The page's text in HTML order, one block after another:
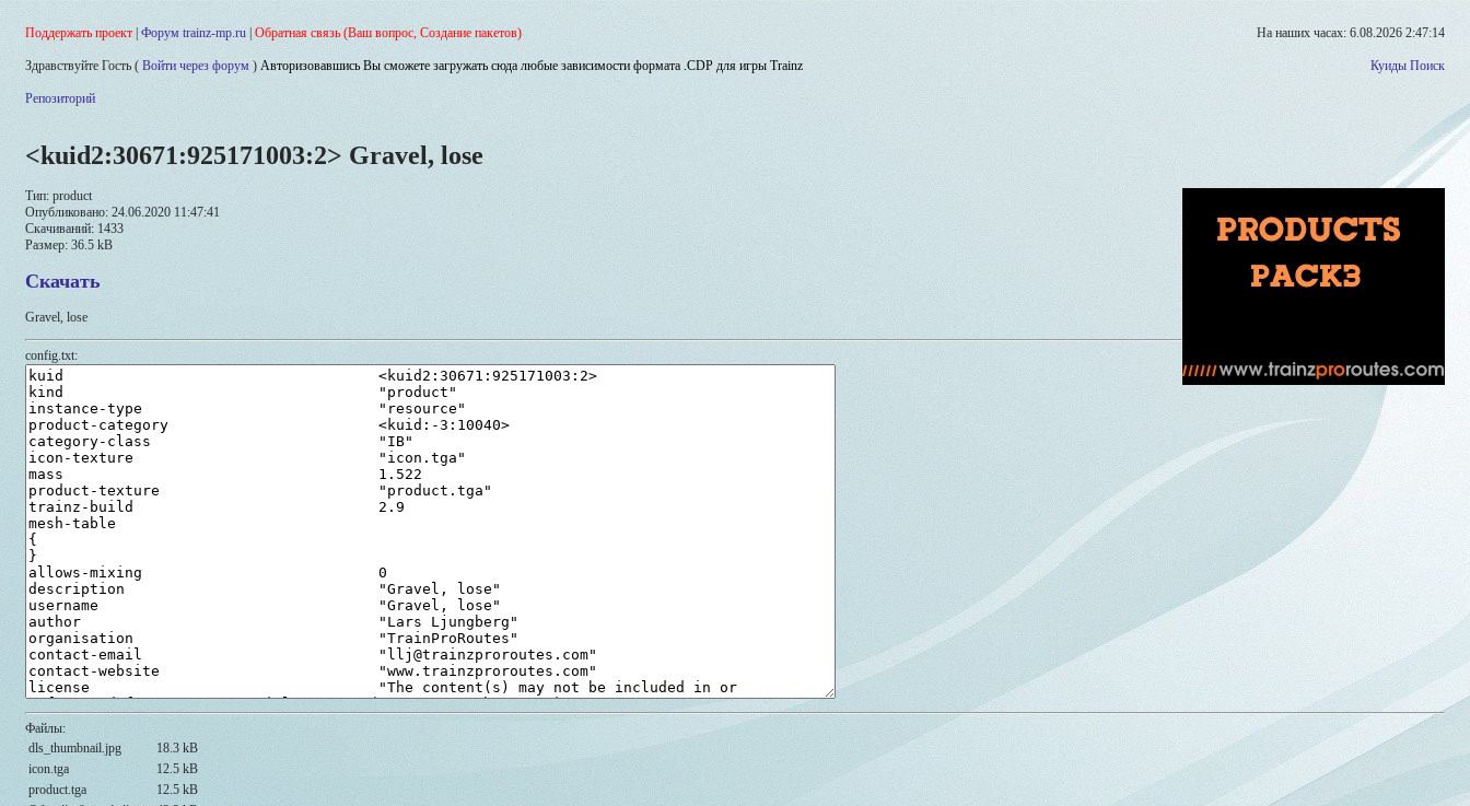
Поддержать проект Форум trainz-mp.ru Обратная связь (Ваш вопрос, Создание пакетов) На наших часах: 6.08.2026 2:47:14
Здравствуйте Гость ( Войти через форум ) Авторизовавшись Вы сможете загружать сюда любые зависимости формата .CDP для игры Trainz Куиды Поиск
Репозиторий
<kuid2:30671:925171003:2> Gravel, lose
Тип: product
Опубликовано: 24.06.2020 11:47:41
Скачиваний: 1433
Размер: 36.5 kB
Скачать
Gravel, lose
config.txt:
Файлы:
dls_thumbnail.jpg
18.3 kB
icon.tga
12.5 kB
product.tga
12.5 kB